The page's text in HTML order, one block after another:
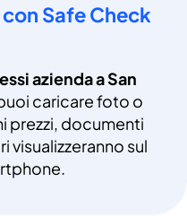
Safe Check
azienda a San
caricare foto o
prezzi, documenti
visualizzeranno sul